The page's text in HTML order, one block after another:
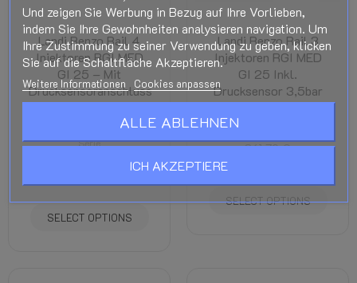
Landi Renzo Rail 4
Injektoren RGI MED
GI 25 – Mit
Drucksensoranschluss
- Offen
LANDI-Injektoren GI-25-
Serie
SELECT OPTIONS
Landi Renzo Rail 3
Injektoren RGI MED
GI 25 Inkl.
Drucksensor 3,5bar
361,79 €
235,16 €
SELECT OPTIONS
Und zeigen Sie Werbung in Bezug auf Ihre Vorlieben,
indem Sie Ihre Gewohnheiten analysieren navigation. Um
Ihre Zustimmung zu seiner Verwendung zu geben, klicken
Sie auf die Schaltfläche Akzeptieren.
Weitere Informationen Cookies anpassen
ALLE ABLEHNEN
ICH AKZEPTIERE